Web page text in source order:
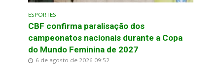
ESPORTES
CBF confirma paralisação dos
campeonatos nacionais durante a Copa
do Mundo Feminina de 2027
6 de agosto de 2026 09:52